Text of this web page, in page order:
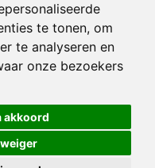
te tonen, om
te analyseren en
onze bezoekers
akkoord
is een onderdeel van